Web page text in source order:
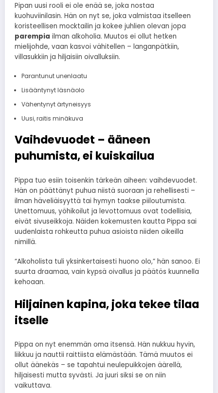
Pipan uusi rooli ei ole enää se, joka nostaa
kuohuviinilasin. Hän on nyt se, joka valmistaa itselleen
koristeellisen mocktailin ja kokee juhlien olevan jopa
parempia ilman alkoholia. Muutos ei ollut hetken
mielijohde, vaan kasvoi vähitellen – langanpätkiin,
villasukkiin ja hiljaisiin oivalluksiin.
Parantunut unenlaatu
Lisääntynyt läsnäolo
Vähentynyt ärtyneisyys
Uusi, raitis minäkuva
Vaihdevuodet – ääneen
puhumista, ei kuiskailua
Pippa tuo esiin toisenkin tärkeän aiheen: vaihdevuodet.
Hän on päättänyt puhua niistä suoraan ja rehellisesti –
ilman häveliäisyyttä tai hymyn taakse piiloutumista.
Unettomuus, yöhikoilut ja levottomuus ovat todellisia,
eivät sivuseikkoja. Näiden kokemusten kautta Pippa sai
uudenlaista rohkeutta puhua asioista niiden oikeilla
nimillä.
“Alkoholista tuli yksinkertaisesti huono olo,” hän sanoo. Ei
suurta draamaa, vain kypsä oivallus ja päätös kuunnella
kehoaan.
Hiljainen kapina, joka tekee tilaa
itselle
Pippa on nyt enemmän oma itsensä. Hän nukkuu hyvin,
liikkuu ja nauttii raittiista elämästään. Tämä muutos ei
ollut äänekäs – se tapahtui neulepuikkojen äärellä,
hiljaisesti mutta syvästi. Ja juuri siksi se on niin
vaikuttava.